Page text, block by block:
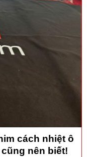
cách nhiệt ô
nên biết!